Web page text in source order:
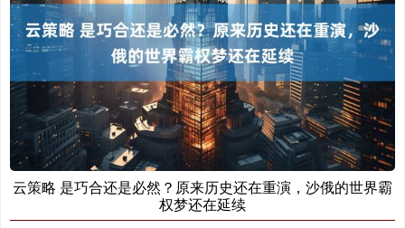
云策略 是巧合还是必然？原来历史还在重演，沙俄的世界霸
权梦还在延续